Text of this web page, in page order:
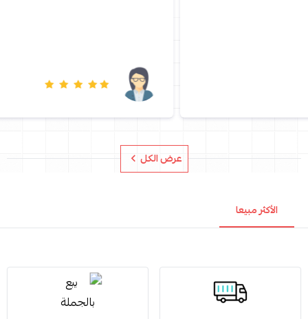
عرض الكل
الأكثر مبيعا